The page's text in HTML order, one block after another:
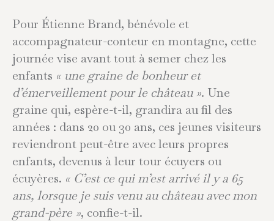
Pour Étienne Brand, bénévole et
accompagnateur-conteur en montagne, cette
journée vise avant tout à semer chez les
enfants « une graine de bonheur et
d’émerveillement pour le château ». Une
graine qui, espère-t-il, grandira au fil des
années : dans 20 ou 30 ans, ces jeunes visiteurs
reviendront peut-être avec leurs propres
enfants, devenus à leur tour écuyers ou
écuyères. « C’est ce qui m’est arrivé il y a 65
ans, lorsque je suis venu au château avec mon
grand-père », confie-t-il.